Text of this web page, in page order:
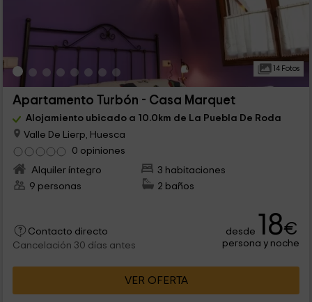
14 Fotos
Apartamento Turbón - Casa Marquet
Alojamiento ubicado a 10.0km de La Puebla De Roda
Valle De Lierp, Huesca
0 opiniones
Alquiler íntegro
3 habitaciones
9 personas
2 baños
Contacto directo
Cancelación 30 días antes
desde 18€
persona y noche
VER OFERTA